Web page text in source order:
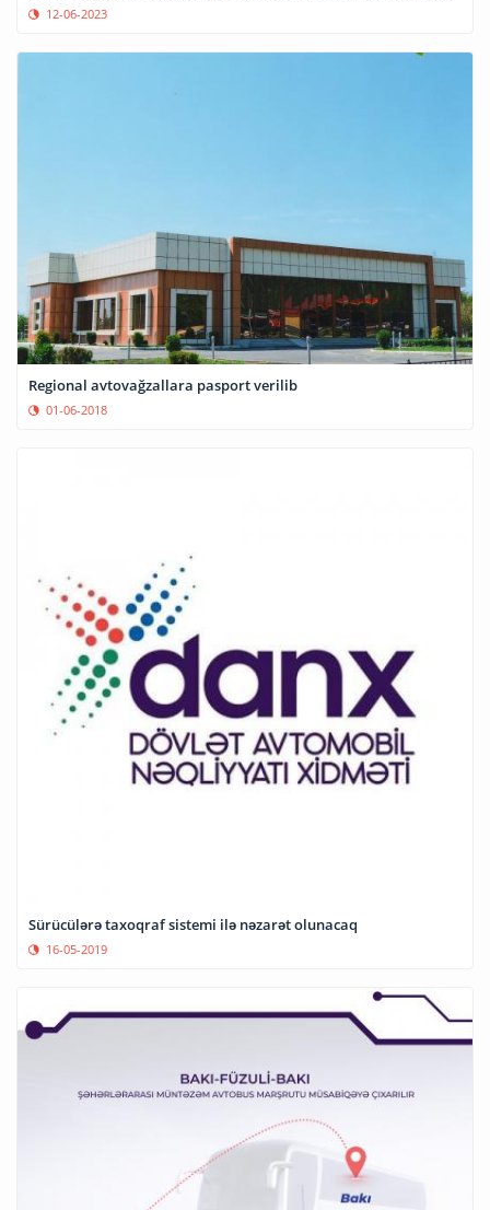
12-06-2023
Regional avtovağzallara pasport verilib
01-06-2018
Sürücülərə taxoqraf sistemi ilə nəzarət olunacaq
16-05-2019